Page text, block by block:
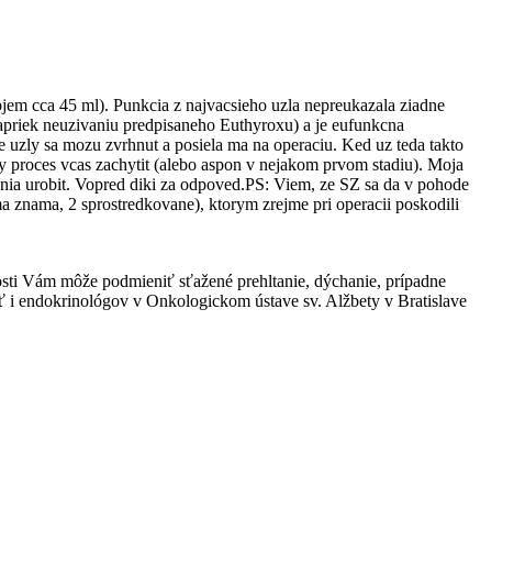
cca 45 ml). Punkcia z najvacsieho uzla nepreukazala ziadne
neuzivaniu predpisaneho Euthyroxu) a je eufunkcna
sa mozu zvrhnut a posiela ma na operaciu. Ked uz teda takto
vcas zachytit (alebo aspon v nejakom prvom stadiu). Moja
urobit. Vopred diki za odpoved.PS: Viem, ze SZ sa da v pohode
znama, 2 sprostredkovane), ktorym zrejme pri operacii poskodili
Vám môže podmieniť sťažené prehltanie, dýchanie, prípadne
i endokrinológov v Onkologickom ústave sv. Alžbety v Bratislave